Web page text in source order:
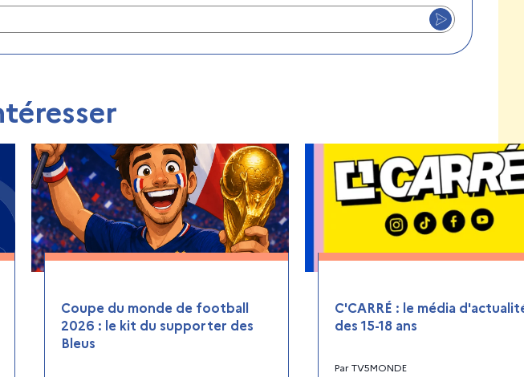
Coupe du monde de football
2026 : le kit du supporter des
Bleus
C'CARRÉ : le média
des 15-18 ans
ParTV5MONDE